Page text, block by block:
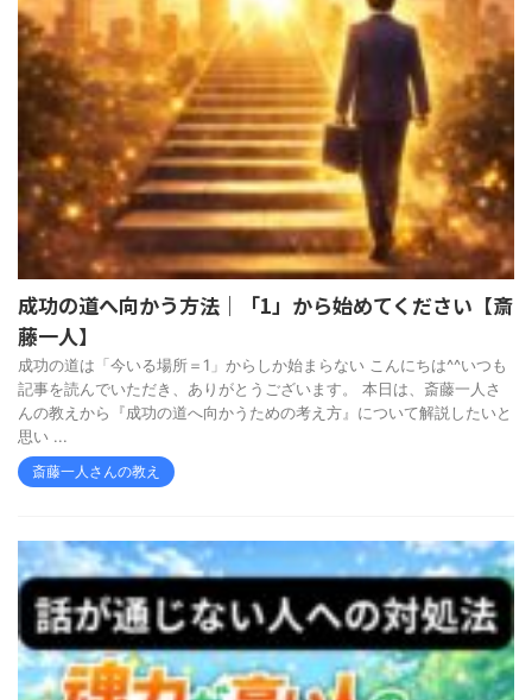
成功の道へ向かう方法｜「1」から始めてください【斎
藤一人】
成功の道は「今いる場所＝1」からしか始まらない こんにちは^^いつも
記事を読んでいただき、ありがとうございます。 本日は、斎藤一人さ
んの教えから『成功の道へ向かうための考え方』について解説したいと
思い ...
斎藤一人さんの教え